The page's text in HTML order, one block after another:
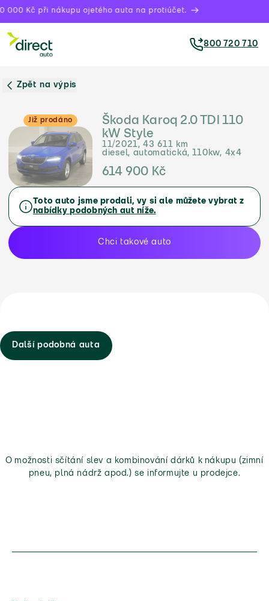
000 Kč při nákupu ojetého auta na protiúčet.
800 720 710
Zpět na výpis
Již prodáno
Škoda Karoq 2.0 TDI 110
kW Style
11/2021, 43 611 km
diesel, automatická, 110kw, 4x4
614 900 Kč
Toto auto jsme prodali, vy si ale můžete vybrat z
nabídky podobných aut níže.
Chci takové auto
Další podobná auta
O možnosti sčítání slev a kombinování dárků k nákupu (zimní
pneu, plná nádrž apod.) se informujte u prodejce.